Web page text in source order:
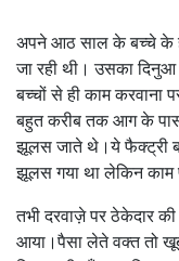
अपने आठ साल के बच्चे के
जा रही थी। उसका
बच्चों से ही काम
बहुत करीब तक आग के
झूलस जाते थे।ये फैक्ट्री
झूलस गया था लेकिन काम
तभी दरवाज़े पर ठेकेदार
आया।पैसा लेते वक्त तो